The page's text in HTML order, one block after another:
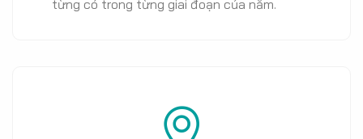
từng có trong từng giai đoạn của năm.